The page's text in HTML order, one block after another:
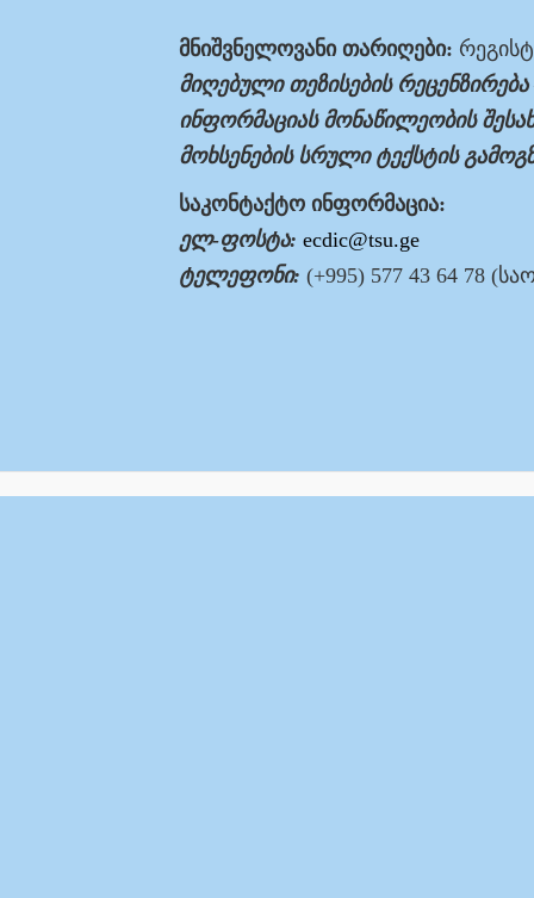
მნიშვნელოვანი თარიღები:
მიღებული თეზისების რეცენზირება
ინფორმაციას მონაწილეობის
მოხსენების სრული ტექსტის
საკონტაქტო ინფორმაცია:
ელ-ფოსტა: ecdic@tsu.ge
ტელეფონი: (+995) 577 43 64 78